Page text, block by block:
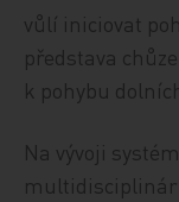
vůlí iniciovat
představa
k pohybu
Na vývoji